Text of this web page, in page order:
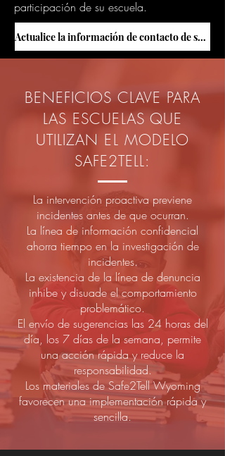
participación de su escuela.
Actualice la información de contacto de su escuela
BENEFICIOS CLAVE PARA
LAS ESCUELAS QUE
UTILIZAN EL MODELO
SAFE2TELL:
La intervención proactiva previene
incidentes antes de que ocurran.
La línea de información confidencial
ahorra tiempo en la investigación de
incidentes.
La existencia de la línea de denuncia
inhibe y disuade el comportamiento
problemático.
El envío de sugerencias las 24 horas del
día, los 7 días de la semana, permite
una acción rápida y reduce la
responsabilidad.
Los materiales de Safe2Tell Wyoming
favorecen una implementación rápida y
sencilla.